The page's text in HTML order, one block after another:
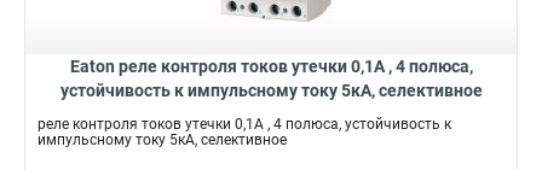
Eaton реле контроля токов утечки 0,1А , 4 полюса,
устойчивость к импульсному току 5кА, селективное
PFR3-1-S/A
реле контроля токов утечки 0,1А , 4 полюса, устойчивость к
импульсному току 5кА, селективное